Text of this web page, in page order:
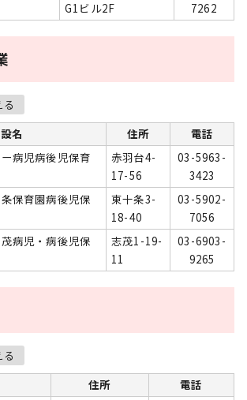
G1ビル2F
7262
名
住所
電話
病児病後児保育
赤羽台4-
17-56
03-5963-
3423
保育園病後児保
東十条3-
18-40
03-5902-
7056
病児・病後児保
志茂1-19-
11
03-6903-
9265
住所
電話